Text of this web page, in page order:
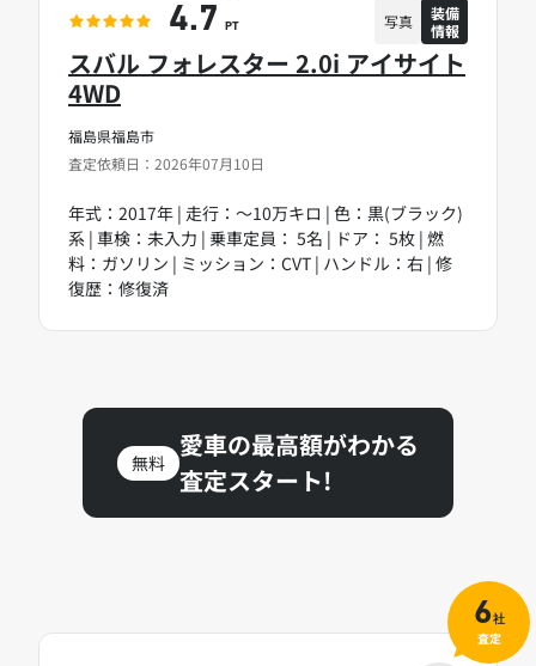
福島県福島市
査定依頼日：2026年07月10日
スバル フォレスター 2.0i アイサイト
4WD
年式：2017年 | 走行：～10万キロ | 色：黒(ブラック)
系 | 車検：未入力 | 乗車定員： 5名 | ドア： 5枚 | 燃
料：ガソリン | ミッション：CVT | ハンドル：右 | 修
復歴：修復済
4.7 PT 写真
装備
情報
無料
愛車の最高額がわかる
査定スタート!
6社
査定